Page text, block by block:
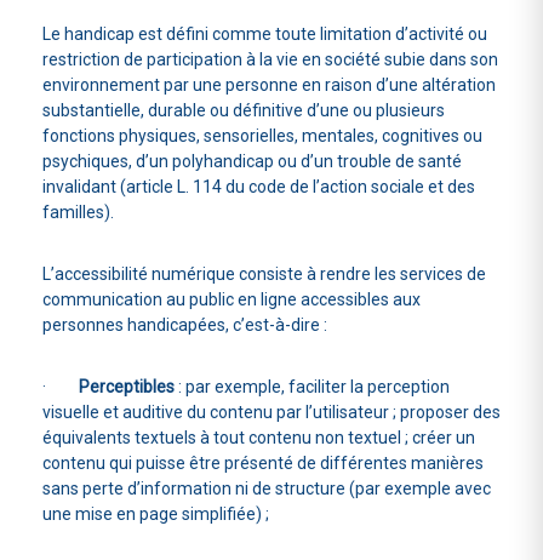
Le handicap est défini comme toute limitation d’activité ou
restriction de participation à la vie en société subie dans son
environnement par une personne en raison d’une altération
substantielle, durable ou définitive d’une ou plusieurs
fonctions physiques, sensorielles, mentales, cognitives ou
psychiques, d’un polyhandicap ou d’un trouble de santé
invalidant (article L. 114 du code de l’action sociale et des
familles).
L’accessibilité numérique consiste à rendre les services de
communication au public en ligne accessibles aux
personnes handicapées, c’est-à-dire :
· Perceptibles: par exemple, faciliter la perception
visuelle et auditive du contenu par l’utilisateur ; proposer des
équivalents textuels à tout contenu non textuel ; créer un
contenu qui puisse être présenté de différentes manières
sans perte d’information ni de structure (par exemple avec
une mise en page simplifiée) ;